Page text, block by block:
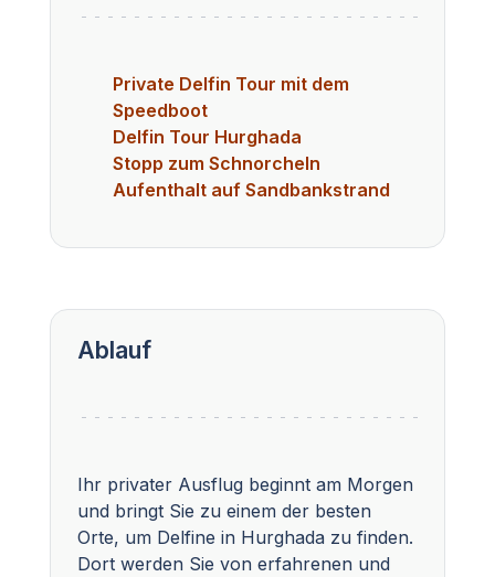
Private Delfin Tour mit dem
Speedboot
Delfin Tour Hurghada
Stopp zum Schnorcheln
Aufenthalt auf Sandbankstrand
Ablauf
Ihr privater Ausflug beginnt am Morgen
und bringt Sie zu einem der besten
Orte, um Delfine in Hurghada zu finden.
Dort werden Sie von erfahrenen und